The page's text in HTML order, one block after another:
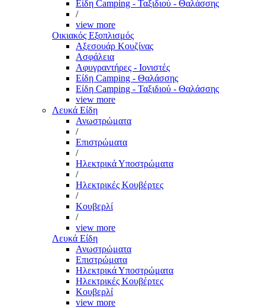
Είδη Camping - Ταξιδιού - Θαλάσσης
/
view more
Οικιακός Εξοπλισμός
Αξεσουάρ Κουζίνας
Ασφάλεια
Αφυγραντήρες - Ιονιστές
Είδη Camping - Θαλάσσης
Είδη Camping - Ταξιδιού - Θαλάσσης
view more
Λευκά Είδη
Ανωστρώματα
/
Επιστρώματα
/
Ηλεκτρικά Υποστρώματα
/
Ηλεκτρικές Κουβέρτες
/
Κουβερλί
/
view more
Λευκά Είδη
Ανωστρώματα
Επιστρώματα
Ηλεκτρικά Υποστρώματα
Ηλεκτρικές Κουβέρτες
Κουβερλί
view more